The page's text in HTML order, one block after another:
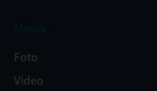
Foto
Video